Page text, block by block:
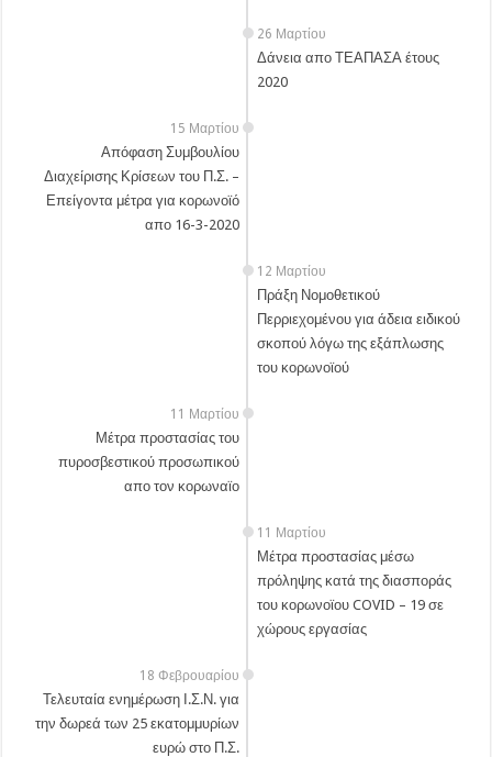
26 Μαρτίου
Δάνεια απο ΤΕΑΠΑΣΑ έτους
2020
15 Μαρτίου
Απόφαση Συμβουλίου
Διαχείρισης Κρίσεων του Π.Σ. –
Επείγοντα μέτρα για κορωνοϊό
απο 16-3-2020
12 Μαρτίου
Πράξη Νομοθετικού
Περριεχομένου για άδεια ειδικού
σκοπού λόγω της εξάπλωσης
του κορωνοϊού
11 Μαρτίου
Μέτρα προστασίας του
πυροσβεστικού προσωπικού
απο τον κορωναϊο
11 Μαρτίου
Μέτρα προστασίας μέσω
πρόληψης κατά της διασποράς
του κορωνοϊου COVID – 19 σε
χώρους εργασίας
18 Φεβρουαρίου
Τελευταία ενημέρωση Ι.Σ.Ν. για
την δωρεά των 25 εκατομμυρίων
ευρώ στο Π.Σ.